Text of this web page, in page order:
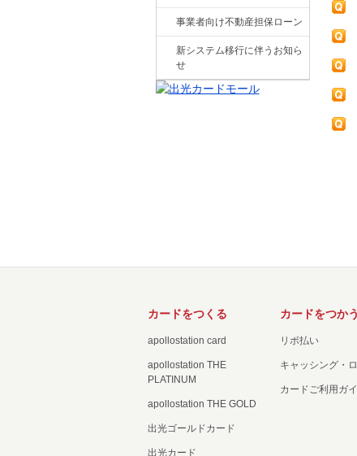
事業者向け不動産担保ローン
新システム移行に伴うお知ら
せ
カードをつくる
apollostation card
apollostation THE
PLATINUM
apollostation THE GOLD
出光ゴールドカード
出光カード
カードをつかう
リボ払い
キャッシング・
カードご利用ガ